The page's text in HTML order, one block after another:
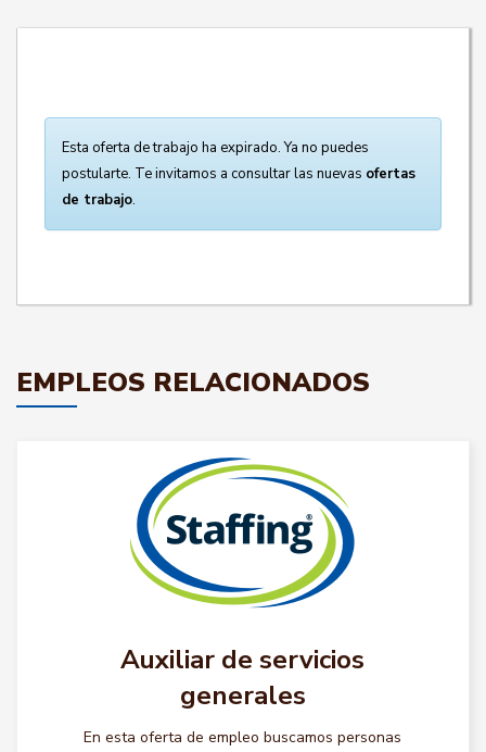
Esta oferta de trabajo ha expirado. Ya no puedes
postularte. Te invitamos a consultar las nuevas ofertas
de trabajo.
EMPLEOS RELACIONADOS
Auxiliar de servicios
generales
En esta oferta de empleo buscamos personas